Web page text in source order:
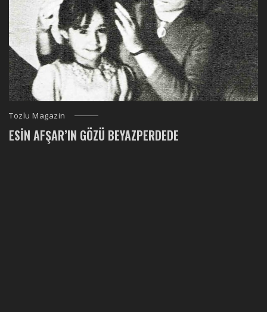
Tozlu Magazin
ESIN AFŞAR’IN GÖZÜ BEYAZPERDEDE